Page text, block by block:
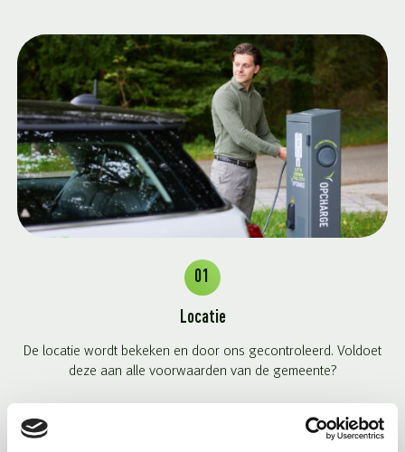
01
Locatie
De locatie wordt bekeken en door ons gecontroleerd. Voldoet
deze aan alle voorwaarden van de gemeente?